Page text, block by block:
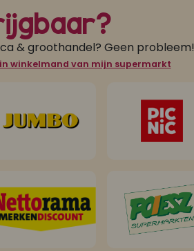
& groothandel? Geen probleem!
winkelmand van mijn supermarkt